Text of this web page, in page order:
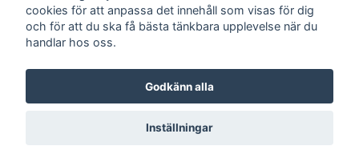
Sociala medier
© 2026 Strandbergs Mynthandel & Aktiesamlaren AB
cookies för att anpassa det innehåll som visas för dig
och för att du ska få bästa tänkbara upplevelse när du
handlar hos oss.
Godkänn alla
Inställningar